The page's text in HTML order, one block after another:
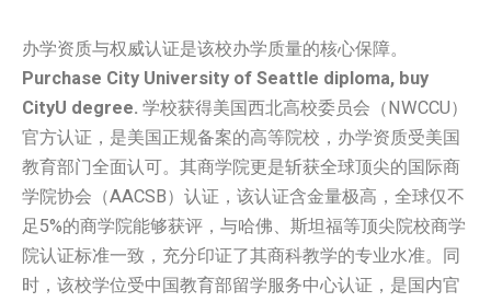
办学资质与权威认证是该校办学质量的核心保障。
Purchase City University of Seattle diploma, buy
CityU degree. 学校获得美国西北高校委员会（NWCCU）
官方认证，是美国正规备案的高等院校，办学资质受美国
教育部门全面认可。其商学院更是斩获全球顶尖的国际商
学院协会（AACSB）认证，该认证含金量极高，全球仅不
足5%的商学院能够获评，与哈佛、斯坦福等顶尖院校商学
院认证标准一致，充分印证了其商科教学的专业水准。同
时，该校学位受中国教育部留学服务中心认证，是国内官